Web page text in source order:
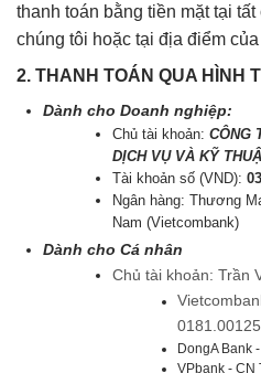
thanh toán bằng tiền mặt tại
chúng tôi hoặc tại địa điểm
2. THANH TOÁN QUA HÌNH
Dành cho Doanh nghiệp:
Chủ tài khoản:CÔNG
DỊCH VỤ VÀ KỸ
Tài khoản số (VND):
Ngân hàng: Thương
Nam (Vietcombank)
Dành cho Cá nhân
Chủ tài khoản: Trần
DongA Bank
VPbank - CN